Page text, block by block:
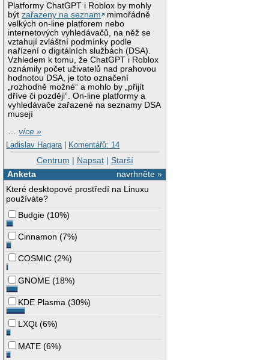
Platformy ChatGPT i Roblox by mohly
býtzařazeny na seznam
mimořádně
velkých on-line platforem nebo
internetových vyhledávačů, na něž se
vztahují zvláštní podmínky podle
nařízení o digitálních službách (DSA).
Vzhledem k tomu, že ChatGPT i Roblox
oznámily počet uživatelů nad prahovou
hodnotou DSA, je toto označení
„rozhodně možné“ a mohlo by „přijít
dříve či později“. On-line platformy a
vyhledávače zařazené na seznamy DSA
musejí
…více »
Ladislav Hagara | Komentářů: 14
Centrum | Napsat| Starší
navrhněte »
Anketa
Které desktopové prostředí na Linuxu
používáte?
Budgie (10%)
Cinnamon (7%)
COSMIC (2%)
GNOME (18%)
KDE Plasma (30%)
LXQt (6%)
MATE (6%)